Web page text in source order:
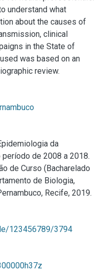
understand what
about the causes of
clinical
in the State of
was based on an
review.
da
de 2008 a 2018.
de Curso (Bacharelado
de Biologia,
Recife, 2019.
123456789/3794